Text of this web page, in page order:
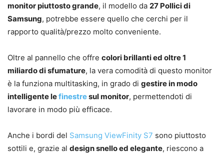
monitor piuttosto grande, il modello da 27 Pollici di
Samsung, potrebbe essere quello che cerchi per il
rapporto qualità/prezzo molto conveniente.
Oltre al pannello che offre colori brillanti ed oltre 1
miliardo di sfumature, la vera comodità di questo monitor
è la funziona multitasking, in grado di gestire in modo
intelligente lefinestresul monitor, permettendoti di
lavorare in modo più efficace.
Anche i bordi del Samsung ViewFinity S7 sono piuttosto
sottili e, grazie al design snello ed elegante, riescono a